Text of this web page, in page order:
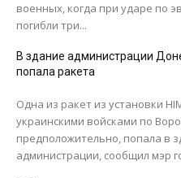
военных, когда при ударе по
погибли три...
В здание администрации
попала ракета
Одна из ракет из установки
украинскими войсками по
предположительно, попала в
администрации, сообщил мэр